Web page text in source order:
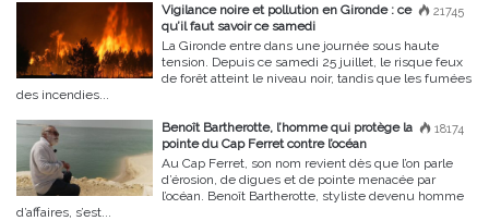
21745
Vigilance noire et pollution en Gironde : ce
qu’il faut savoir ce samedi
La Gironde entre dans une journée sous haute
tension. Depuis ce samedi 25 juillet, le risque feux
de forêt atteint le niveau noir, tandis que les fumées
des incendies...
18174
Benoît Bartherotte, l’homme qui protège la
pointe du Cap Ferret contre l’océan
Au Cap Ferret, son nom revient dès que l’on parle
d’érosion, de digues et de pointe menacée par
l’océan. Benoît Bartherotte, styliste devenu homme
d’affaires, s’est...